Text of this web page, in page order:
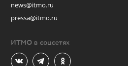
news@itmo.ru
pressa@itmo.ru
ИТМО в соцсетях